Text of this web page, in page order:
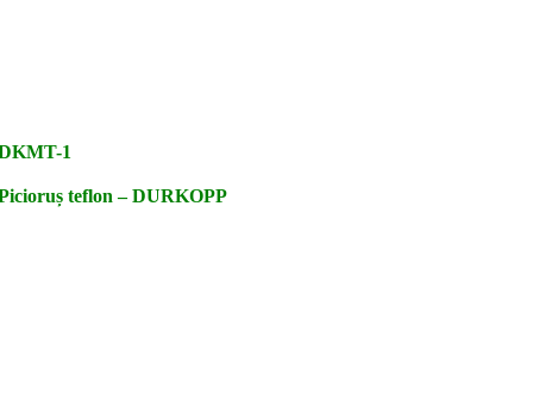
1
teflon – DURKOPP